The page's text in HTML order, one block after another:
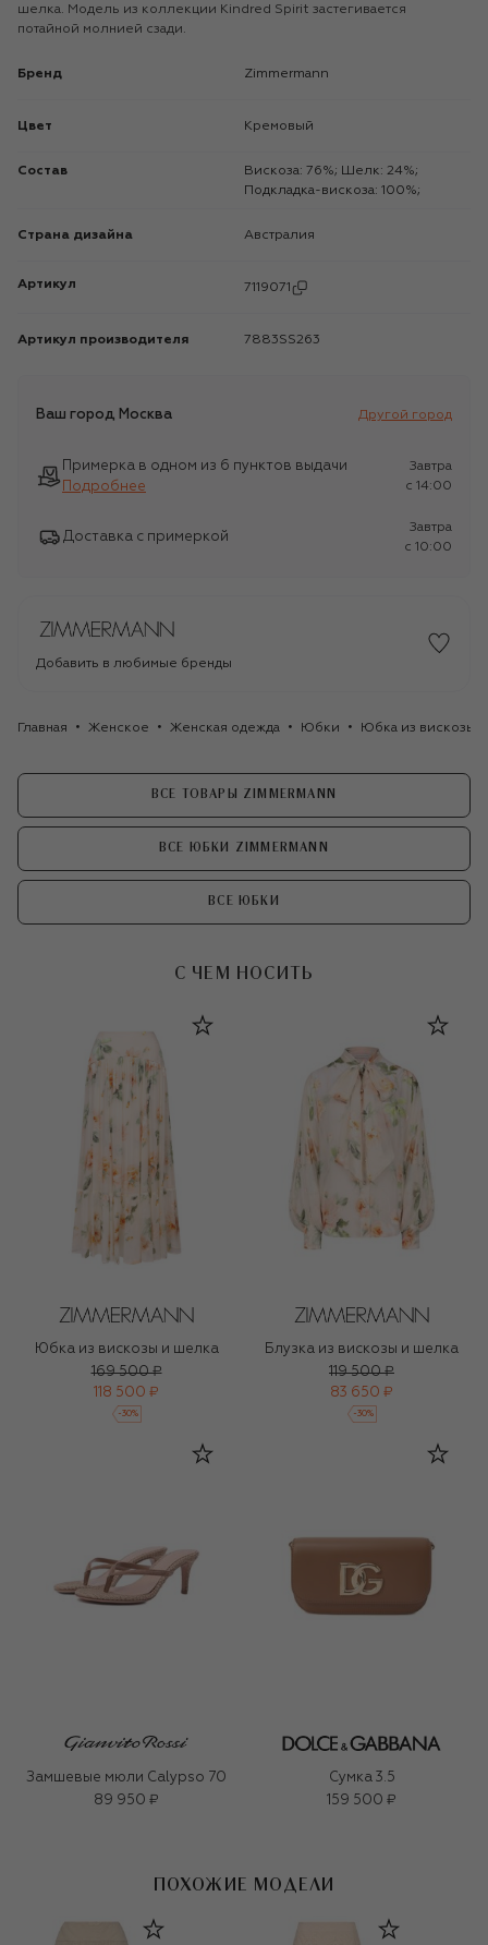
шелка. Модель из коллекции Kindred Spirit застегивается
потайной молнией сзади.
Бренд Zimmermann
Цвет Кремовый
Состав
Вискоза: 76%; Шелк: 24%;
Подкладка-вискоза: 100%;
Страна дизайна Австралия
Артикул 7119071
Артикул производителя 7883SS263
Ваш город Москва Другой город
Примерка в одном из 6 пунктов выдачи
Подробнее
Завтра
c 14:00
Доставка с примеркой
Завтра
c 10:00
Добавить в любимые бренды
Главная Женское Женская одежда Юбки Юбка из вискозы
ВСЕ ТОВАРЫ ZIMMERMANN
ВСЕ ЮБКИ ZIMMERMANN
ВСЕ ЮБКИ
С ЧЕМ НОСИТЬ
Юбка из вискозы и шелка
169 500 ₽
118 500 ₽
-30%
Блузка из вискозы и шелка
119 500 ₽
83 650 ₽
-30%
Замшевые мюли Calypso 70
89 950 ₽
Сумка 3.5
159 500 ₽
ПОХОЖИЕ МОДЕЛИ